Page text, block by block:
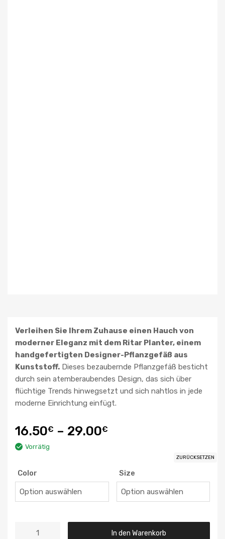
Verleihen Sie Ihrem Zuhause einen Hauch von
moderner Eleganz mit dem Ritar Planter, einem
handgefertigten Designer-Pflanzgefäß aus
Kunststoff. Dieses bezaubernde Pflanzgefäß besticht
durch sein atemberaubendes Design, das sich über
flüchtige Trends hinwegsetzt und sich nahtlos in jede
moderne Einrichtung einfügt.
16.50€ – 29.00€
Vorrätig
Color Size
ZURÜCKSETZEN
In den Warenkorb